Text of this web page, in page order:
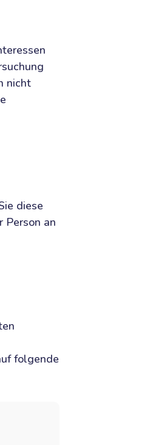
nicht
diese
Person an
folgende